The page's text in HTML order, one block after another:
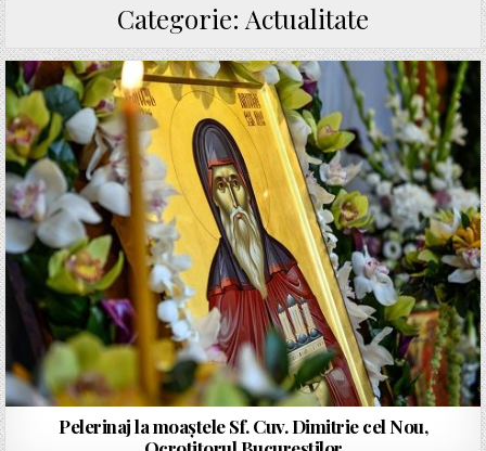
Categorie: Actualitate
Pelerinaj la moaștele Sf. Cuv. Dimitrie cel Nou,